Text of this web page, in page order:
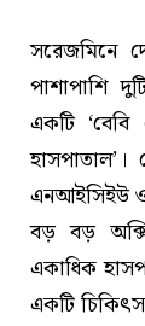
সরেজমিনে
পাশাপাশি
একটি
এনআইসিইউ ও
বড় বড়
একাধিক
একটি